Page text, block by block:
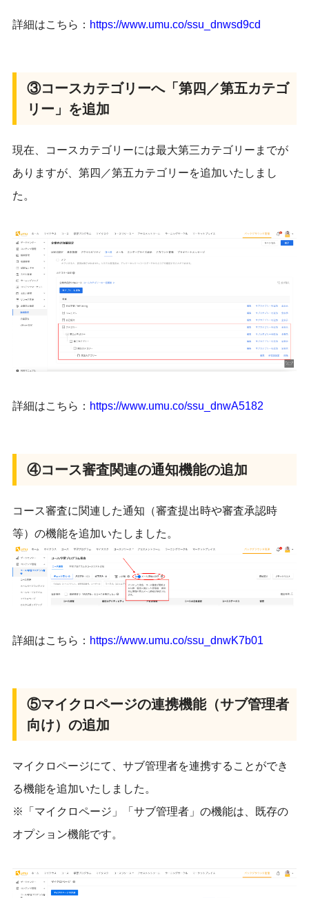
詳細はこちら： https://www.umu.co/ssu_dnwsd9cd
③コースカテゴリーへ「第四／第五カテゴ
リー」を追加
現在、
コースカテゴリーには最大第三カテゴリーまでが
ありますが、 第四／第五カテゴリーを追加いたしまし
た。
詳細はこちら： https://www.umu.co/ssu_dnwA5182
④コース審査関連の通知機能の追加
コース審査に関連した通知（審査提出時や審査承認時
等） の機能を追加いたしました。
詳細はこちら： https://www.umu.co/ssu_dnwK7b01
⑤マイクロページの連携機能（サブ管理者
向け）の追加
マイクロページにて、 サブ管理者を連携することができ
る機能を追加いたしました。
※「マイクロページ」「サブ管理者」の機能は、
既存の
オプション機能です。